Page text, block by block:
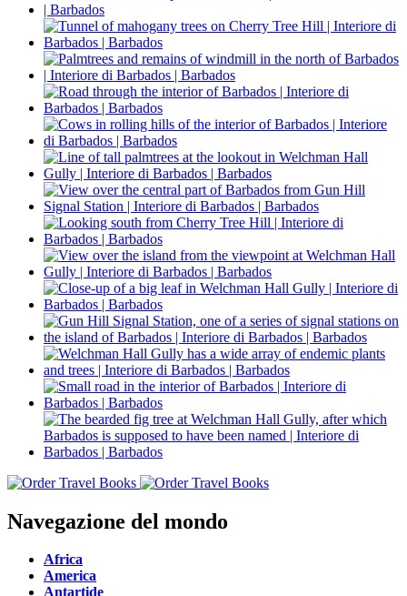
Navegazione del mondo
Africa
America
Antartide